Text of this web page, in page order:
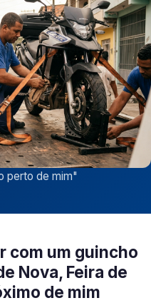
perto de mim"
com um guincho
Nova, Feira de
de mim